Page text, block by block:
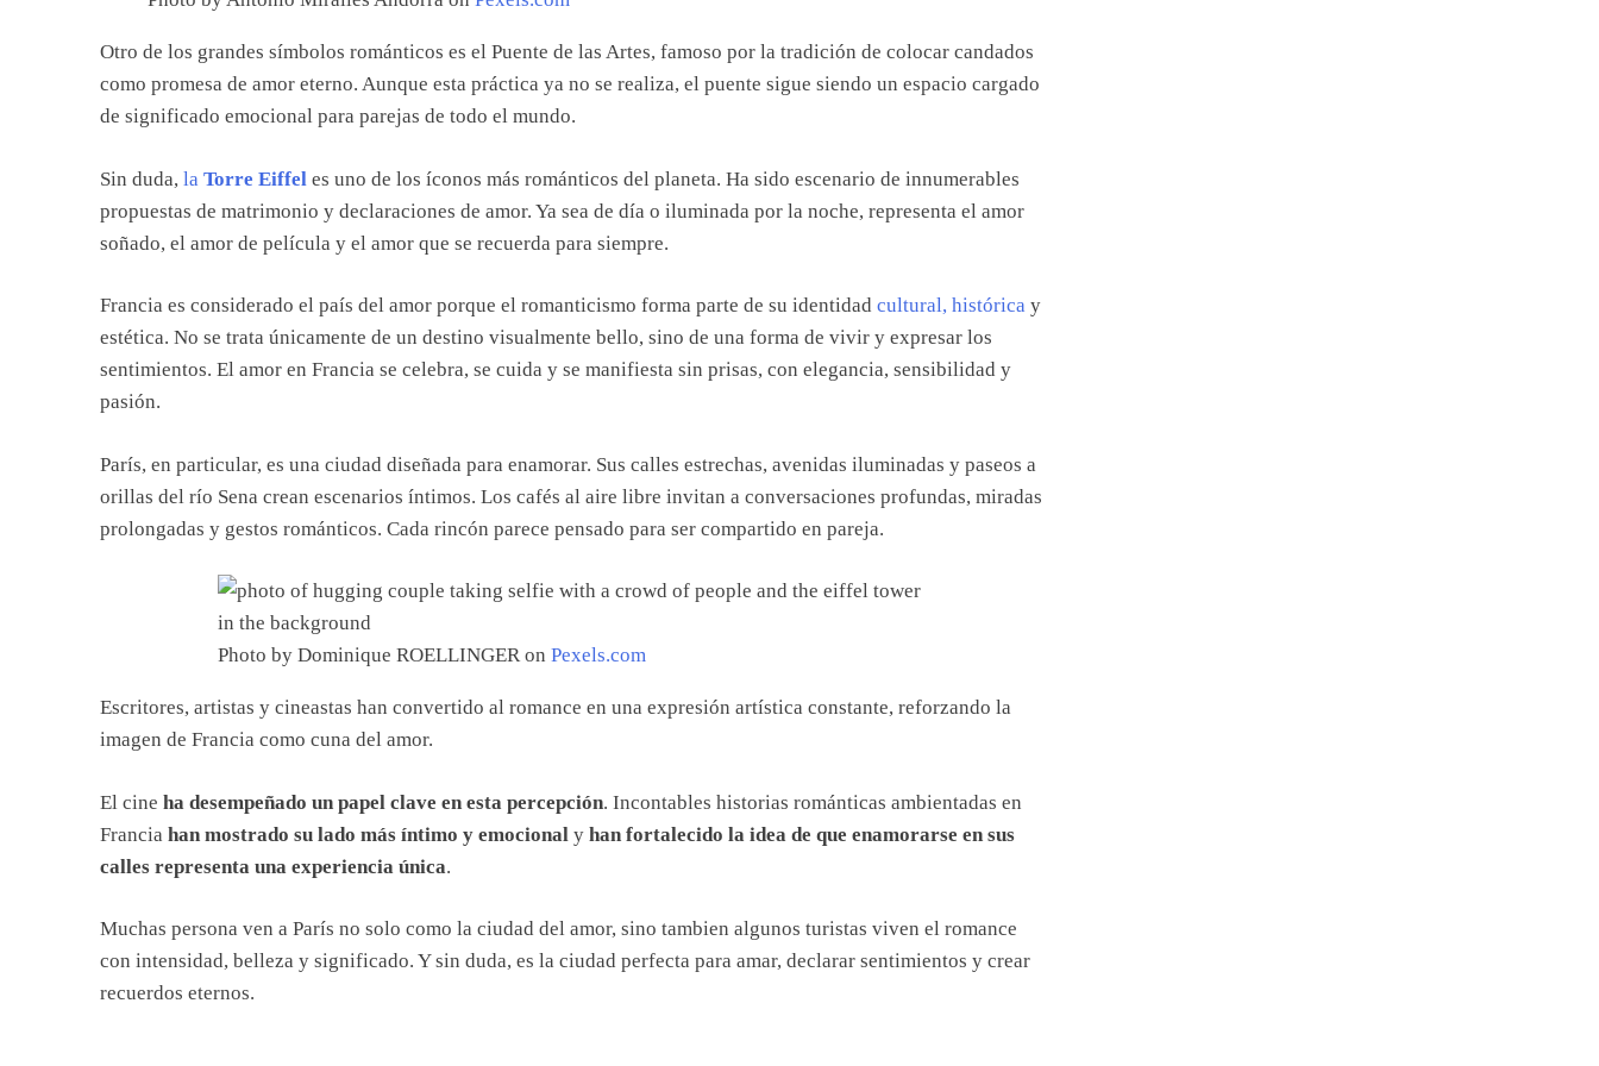
Otro de los grandes símbolos románticos es el Puente de las Artes, famoso por la tradición de colocar candados
como promesa de amor eterno. Aunque esta práctica ya no se realiza, el puente sigue siendo un espacio cargado
de significado emocional para parejas de todo el mundo.
Sin duda, la Torre Eiffel es uno de los íconos más románticos del planeta. Ha sido escenario de innumerables
propuestas de matrimonio y declaraciones de amor. Ya sea de día o iluminada por la noche, representa el amor
soñado, el amor de película y el amor que se recuerda para siempre.
Francia es considerado el país del amor porque el romanticismo forma parte de su identidad cultural, histórica y
estética. No se trata únicamente de un destino visualmente bello, sino de una forma de vivir y expresar los
sentimientos. El amor en Francia se celebra, se cuida y se manifiesta sin prisas, con elegancia, sensibilidad y
pasión.
París, en particular, es una ciudad diseñada para enamorar. Sus calles estrechas, avenidas iluminadas y paseos a
orillas del río Sena crean escenarios íntimos. Los cafés al aire libre invitan a conversaciones profundas, miradas
prolongadas y gestos románticos. Cada rincón parece pensado para ser compartido en pareja.
Photo by Dominique ROELLINGER on Pexels.com
Escritores, artistas y cineastas han convertido al romance en una expresión artística constante, reforzando la
imagen de Francia como cuna del amor.
El cine ha desempeñado un papel clave en esta percepción. Incontables historias románticas ambientadas en
Francia han mostrado su lado más íntimo y emocional y han fortalecido la idea de que enamorarse en sus
calles representa una experiencia única.
Muchas persona ven a París no solo como la ciudad del amor, sino tambien algunos turistas viven el romance
con intensidad, belleza y significado. Y sin duda, es la ciudad perfecta para amar, declarar sentimientos y crear
recuerdos eternos.